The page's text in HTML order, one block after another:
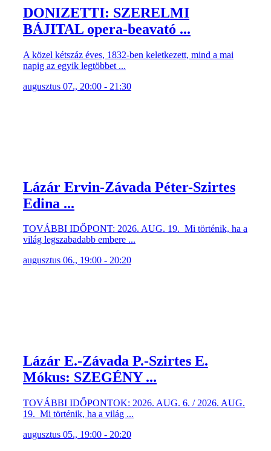
DONIZETTI: SZERELMI
BÁJITAL opera-beavató ...
A közel kétszáz éves, 1832-ben keletkezett, mind a mai
napig az egyik legtöbbet ...
augusztus 07., 20:00 - 21:30
Lázár Ervin-Závada Péter-Szirtes
Edina ...
TOVÁBBI IDŐPONT: 2026. AUG. 19. Mi történik, ha a
világ legszabadabb embere ...
augusztus 06., 19:00 - 20:20
Lázár E.-Závada P.-Szirtes E.
Mókus: SZEGÉNY ...
TOVÁBBI IDŐPONTOK: 2026. AUG. 6. / 2026. AUG.
19. Mi történik, ha a világ ...
augusztus 05., 19:00 - 20:20